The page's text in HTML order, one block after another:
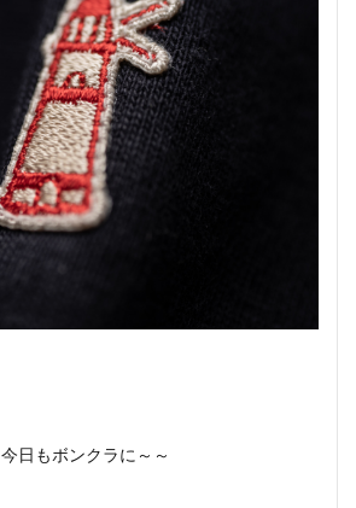
今日もボンクラに～～